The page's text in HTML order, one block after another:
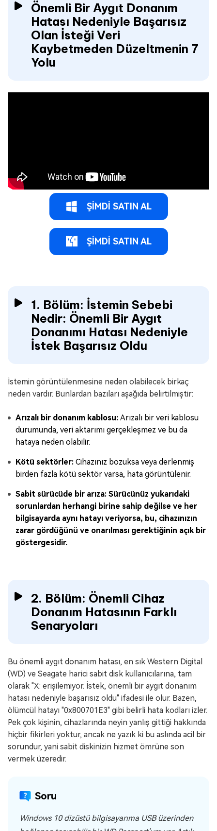
Önemli Bir Aygıt Donanım
Hatası Nedeniyle Başarısız
Olan İsteği Veri
Kaybetmeden Düzeltmenin 7
Yolu
ŞİMDİ SATIN AL
ŞİMDİ SATIN AL
1. Bölüm: İstemin Sebebi
Nedir: Önemli Bir Aygıt
Donanımı Hatası Nedeniyle
İstek Başarısız Oldu
İstemin görüntülenmesine neden olabilecek birkaç
neden vardır. Bunlardan bazıları aşağıda belirtilmiştir:
Arızalı bir donanım kablosu: Arızalı bir veri kablosu
durumunda, veri aktarımı gerçekleşmez ve bu da
hataya neden olabilir.
Kötü sektörler: Cihazınız bozuksa veya derlenmiş
birden fazla kötü sektör varsa, hata görüntülenir.
Sabit sürücüde bir arıza: Sürücünüz yukarıdaki
sorunlardan herhangi birine sahip değilse ve her
bilgisayarda aynı hatayı veriyorsa, bu, cihazınızın
zarar gördüğünü ve onarılması gerektiğinin açık bir
göstergesidir.
2. Bölüm: Önemli Cihaz
Donanım Hatasının Farklı
Senaryoları
Bu önemli aygıt donanım hatası, en sık Western Digital
(WD) ve Seagate harici sabit disk kullanıcılarına, tam
olarak "X: erişilemiyor. İstek, önemli bir aygıt donanım
hatası nedeniyle başarısız oldu" ifadesi ile olur. Bazen,
ölümcül hatayı "0x800701E3" gibi belirli hata kodları izler.
Pek çok kişinin, cihazlarında neyin yanlış gittiği hakkında
hiçbir fikirleri yoktur, ancak ne yazık ki bu aslında acil bir
sorundur, yani sabit diskinizin hizmet ömrüne son
vermek üzeredir.
Soru
Windows 10 dizüstü bilgisayarıma USB üzerinden